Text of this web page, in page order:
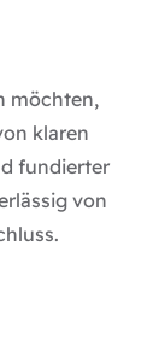
möchten,
klaren
fundierter
von